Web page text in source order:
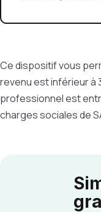
Ce dispositif vous
revenu est inférieur à
professionnel est
charges sociales de